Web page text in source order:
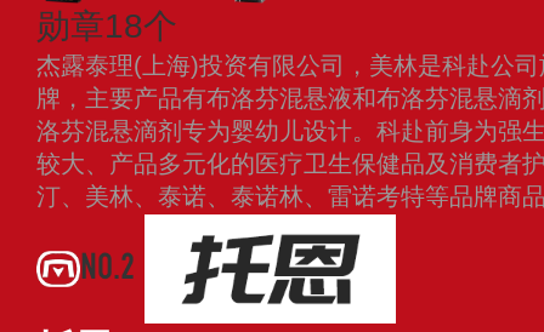
勋章18个
杰露泰理(上海)投资有限公司，美林是科赴公
牌，主要产品有布洛芬混悬液和布洛芬混悬滴
洛芬混悬滴剂专为婴幼儿设计。科赴前身为强
较大、产品多元化的医疗卫生保健品及消费者
汀、美林、泰诺、泰诺林、雷诺考特等品牌商
NO.2